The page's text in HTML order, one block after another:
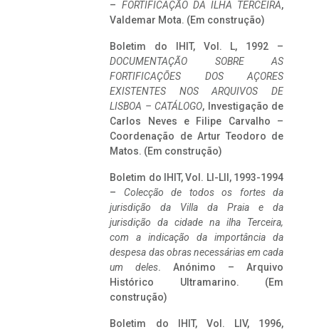
– FORTIFICAÇÃO DA ILHA TERCEIRA,
Valdemar Mota. (Em construção)
Boletim do IHIT, Vol. L, 1992 –
DOCUMENTAÇÃO SOBRE AS
FORTIFICAÇÕES DOS AÇORES
EXISTENTES NOS ARQUIVOS DE
LISBOA – CATÁLOGO, Investigação de
Carlos Neves e Filipe Carvalho –
Coordenação de Artur Teodoro de
Matos. (Em construção)
Boletim do IHIT, Vol. LI-LII, 1993-1994
– Colecção de todos os fortes da
jurisdição da Villa da Praia e da
jurisdição da cidade na ilha Terceira,
com a indicação da importância da
despesa das obras necessárias em cada
um deles. Anónimo – Arquivo
Histórico Ultramarino. (Em
construção)
Boletim do IHIT, Vol. LIV, 1996,